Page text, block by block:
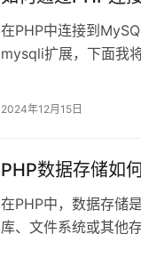
在PHP中连接到
mysqli扩展，下面我
$host = "loca……
2024年12月15日
PHP数据存储如
在PHP中，数据存储
库、文件系统或其他